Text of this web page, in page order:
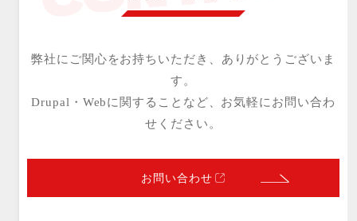
弊社にご関心をお持ちいただき、ありがとうございま
す。
Drupal・Webに関することなど、お気軽にお問い合わ
せください。
お問い合わせ